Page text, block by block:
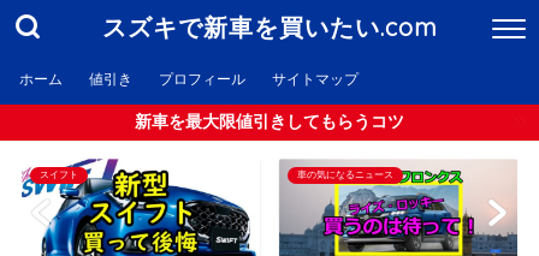
スズキで新車を買いたい.com
ホーム 値引き プロフィール サイトマップ
新車を最大限値引きしてもらうコツ
スイフト 車の気になるニュース